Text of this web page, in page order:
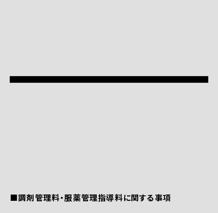
■調剤管理料・服薬管理指導料に関する事項